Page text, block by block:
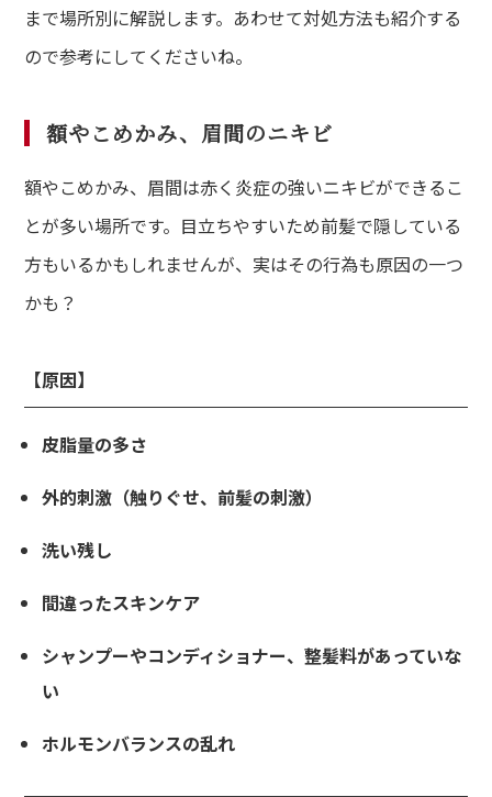
まで場所別に解説します。あわせて対処方法も紹介する
ので参考にしてくださいね。
額やこめかみ、眉間のニキビ
額やこめかみ、眉間は赤く炎症の強いニキビができるこ
とが多い場所です。目立ちやすいため前髪で隠している
方もいるかもしれませんが、実はその行為も原因の一つ
かも？
【原因】
皮脂量の多さ
外的刺激（触りぐせ、前髪の刺激）
洗い残し
間違ったスキンケア
シャンプーやコンディショナー、整髪料があっていな
い
ホルモンバランスの乱れ